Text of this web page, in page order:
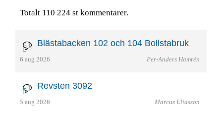
Totalt 110 224 st kommentarer.
Blästabacken 102 och 104 Bollstabruk
6 aug 2026 Per-Anders Hamrén
Revsten 3092
5 aug 2026 Marcus Eliasson